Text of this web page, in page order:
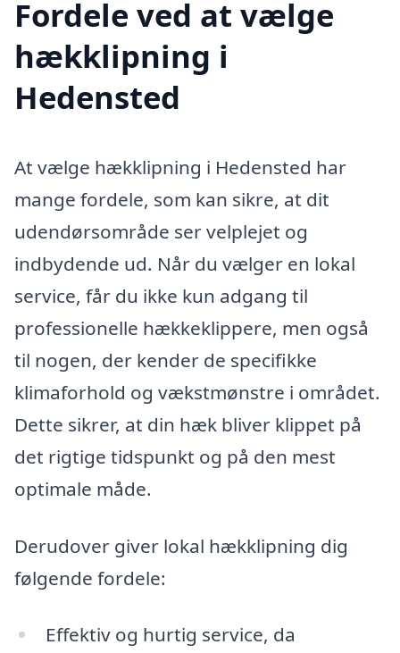
Fordele ved at vælge
hækklipning i
Hedensted
At vælge hækklipning i Hedensted har
mange fordele, som kan sikre, at dit
udendørsområde ser velplejet og
indbydende ud. Når du vælger en lokal
service, får du ikke kun adgang til
professionelle hækkeklippere, men også
til nogen, der kender de specifikke
klimaforhold og vækstmønstre i området.
Dette sikrer, at din hæk bliver klippet på
det rigtige tidspunkt og på den mest
optimale måde.
Derudover giver lokal hækklipning dig
følgende fordele:
Effektiv og hurtig service, da